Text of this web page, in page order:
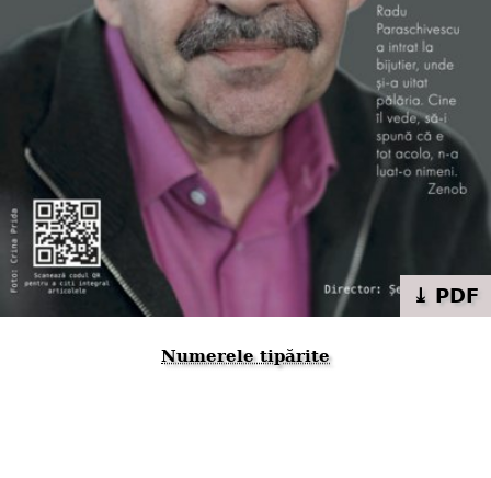
⤓ PDF
Numerele tipărite